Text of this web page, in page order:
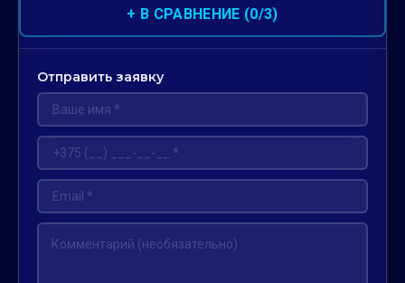
+ В СРАВНЕНИЕ (0/3)
Отправить заявку